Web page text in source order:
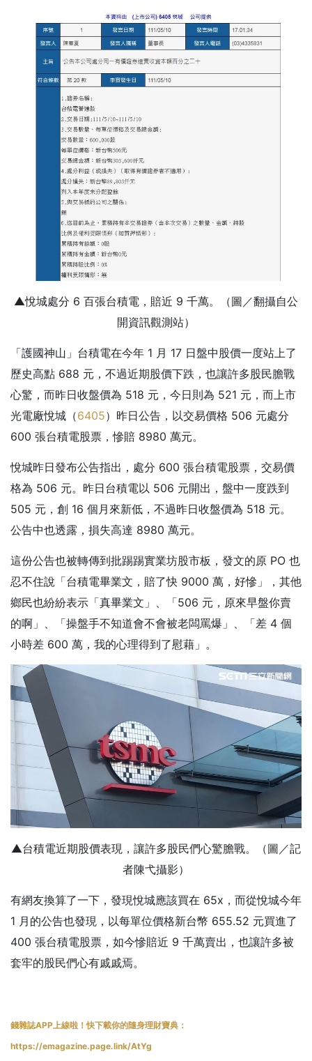
▲悅城處分 6 百張台積電，賠近 9 千萬。（圖／翻攝自公
開資訊觀測站）
「護國神山」台積電在今年 1 月 17 日盤中股價一度站上了
歷史高點 688 元，不過近期股價下跌，也讓許多股民膽戰
心驚，而昨日收盤價為 518 元，今日則為 521 元，而上市
光電廠悅城（6405）昨日公告，以交易價格 506 元處分
600 張台積電股票，慘賠 8980 萬元。
悅城昨日發布公告指出，處分 600 張台積電股票，交易價
格為 506 元。昨日台積電以 506 元開出，盤中一度跌到
505 元，創 16 個月來新低，不過昨日收盤價為 518 元。
公告中也透露，損失高達 8980 萬元。
這份公告也被轉傳到批踢踢實業坊股市板，發文的原 PO 也
忍不住說「台積電畢業文，賠了快 9000 萬，好慘」，其他
鄉民也紛紛表示「真畢業文」、「506 元，原來早盤你賣
的啊」、「操盤手不知道會不會被老闆罵爆」、「差 4 個
小時差 600 萬，我的心理得到了慰藉」。
▲台積電近期股價表現，讓許多股民們心驚膽戰。（圖／記
者陳弋攝影）
有網友換算了一下，發現悅城應該買在 65x，而從悅城今年
1 月的公告也發現，以每單位價格新台幣 655.52 元買進了
400 張台積電股票，如今慘賠近 9 千萬賣出，也讓許多被
套牢的股民們心有戚戚焉。
錢雜誌APP上線啦！快下載你的隨身理財寶典：
https://emagazine.page.link/AtYg